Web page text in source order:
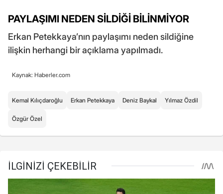
PAYLAŞIMI NEDEN SİLDİĞİ BİLİNMİYOR
Erkan Petekkaya’nın paylaşımı neden sildiğine
ilişkin herhangi bir açıklama yapılmadı.
Kaynak: Haberler.com
Kemal Kılıçdaroğlu Erkan Petekkaya Deniz Baykal Yılmaz Özdil
Özgür Özel